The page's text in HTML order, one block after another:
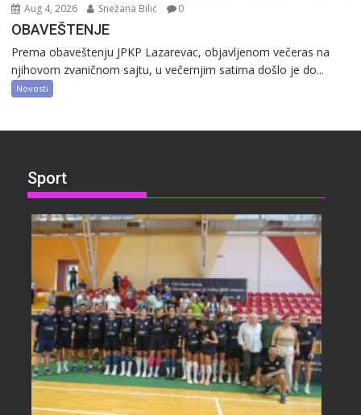
Aug 4, 2026 Snežana Bilić 0
OBAVEŠTENJE
Prema obaveštenju JPKP Lazarevac, objavljenom večeras na
njihovom zvaničnom sajtu, u večernjim satima došlo je do...
Novosti
Sport